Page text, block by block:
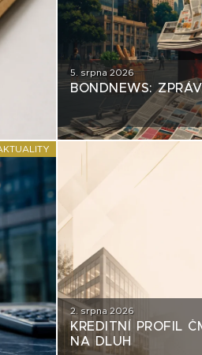
5. srpna 2026
BONDNEWS:
2. srpna 2026
KREDITNÍ PROFIL
NA DLUH